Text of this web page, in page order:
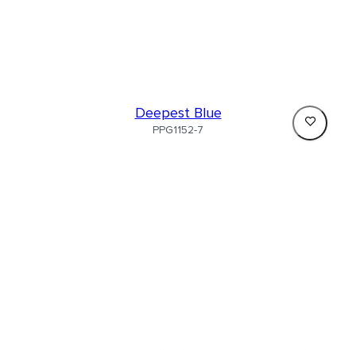
Deepest Blue
PPG1152-7